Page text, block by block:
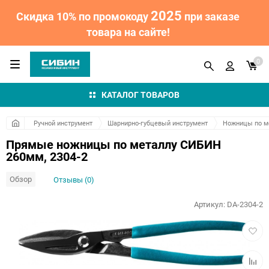
Скидка 10% по промокоду2025 при заказе
товара на сайте!
КАТАЛОГ ТОВАРОВ
0
Ручной инструмент Шарнирно-губцевый инструмент Ножницы по
Прямые ножницы по металлу СИБИН
260мм, 2304-2
Обзор Отзывы (0)
Артикул: DA-2304-2